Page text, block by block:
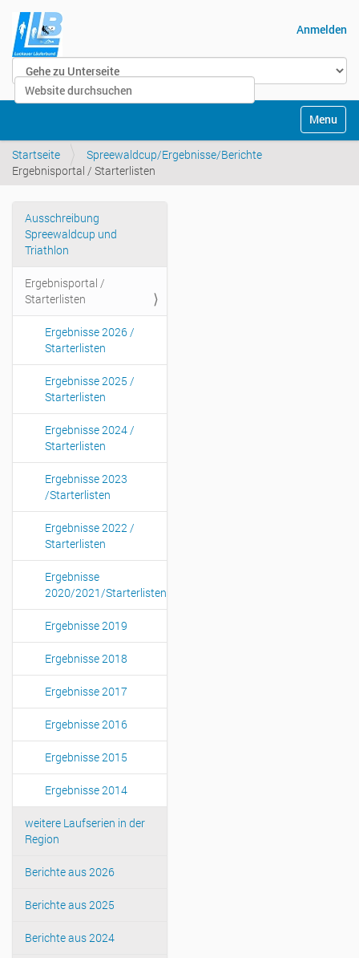
Website durchsuchen
Anmelden
Startseite
Spreewaldcup/Ergebnisse/Berichte
Ergebnisportal / Starterlisten
Navigation
Ausschreibung
Spreewaldcup und
Triathlon
Ergebnisportal /
Starterlisten
Ergebnisse 2026 /
Starterlisten
Ergebnisse 2025 /
Starterlisten
Ergebnisse 2024 /
Starterlisten
Ergebnisse 2023
/Starterlisten
Ergebnisse 2022 /
Starterlisten
Ergebnisse
2020/2021/Starterlisten
Ergebnisse 2019
Ergebnisse 2018
Ergebnisse 2017
Ergebnisse 2016
Ergebnisse 2015
Ergebnisse 2014
weitere Laufserien in der
Region
Berichte aus 2026
Berichte aus 2025
Berichte aus 2024